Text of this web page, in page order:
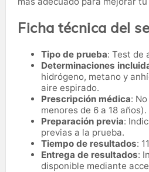
Ficha técnica del
Tipo de prueba: Test de
Determinaciones
hidrógeno, metano y
aire espirado.
Prescripción médica:
menores de 6 a 18 años).
Preparación previa:
previas a la prueba.
Tiempo de resultados:
Entrega de resultados:
disponible mediante